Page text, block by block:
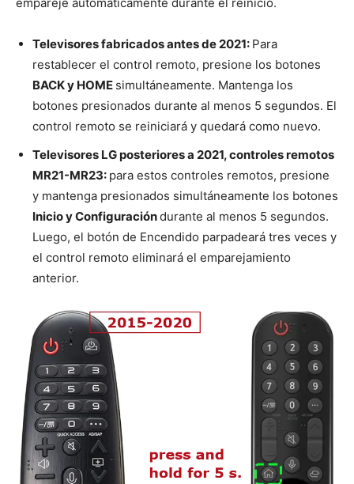
Televisores fabricados antes de 2021: Para
restablecer el control remoto, presione los botones
BACK y HOME simultáneamente. Mantenga los
botones presionados durante al menos 5 segundos. El
control remoto se reiniciará y quedará como nuevo.
Televisores LG posteriores a 2021, controles remotos
MR21-MR23: para estos controles remotos, presione
y mantenga presionados simultáneamente los botones
Inicio y Configuracióndurante al menos 5 segundos.
Luego, el botón de Encendido parpadeará tres veces y
el control remoto eliminará el emparejamiento
anterior.